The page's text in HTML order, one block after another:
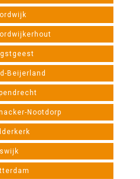
Beijerland
Nootdorp